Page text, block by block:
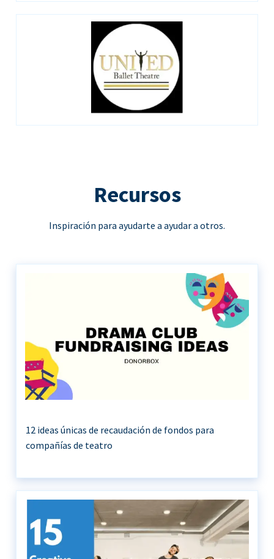
Recursos
Inspiración para ayudarte a ayudar a otros.
12 ideas únicas de recaudación de fondos para
compañías de teatro